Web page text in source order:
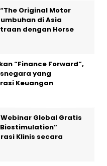
“Finance Forward”,
yang
Global Gratis
Terra Petakan
Gunung Everest